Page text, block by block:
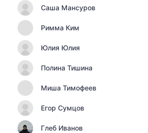
Саша Мансуров
Римма Ким
Юлия Юлия
Полина Тишина
Миша Тимофеев
Егор Сумцов
Глеб Иванов